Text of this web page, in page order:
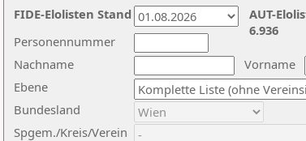
Nachname
Vorname
Ebene
Personennummer
Bundesland
Spgem./Kreis/Verein
AUT-
6.936
FIDE-Elolisten Stand